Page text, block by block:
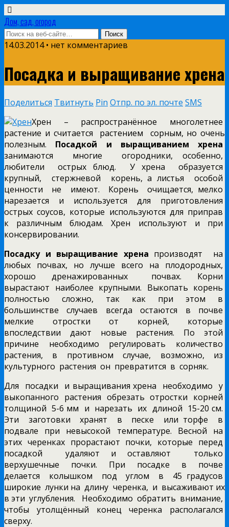
Дом, сад, огород
14.03.2014 • нет комментариев
Посадка и выращивание хрена
Поделиться Твитнуть Pin Отпр. по эл. почте SMS
Хрен – распространённое многолетнее
растение и считается растением сорным, но очень
полезным. Посадкой и выращиванием хрена
занимаются многие огородники, особенно,
любители острых блюд. У хрена образуется
крупный, стержневой корень, а листья особой
ценности не имеют. Корень очищается, мелко
нарезается и используется для приготовления
острых соусов, которые используются для приправ
к различным блюдам. Хрен используют и при
консервировании.
Посадку и выращивание хрена производят на
любых почвах, но лучше всего на плодородных,
хорошо дренажированных почвах. Корни
вырастают наиболее крупными. Выкопать корень
полностью сложно, так как при этом в
большинстве случаев всегда остаются в почве
мелкие отростки от корней, которые
впоследствии дают новые растения. По этой
причине необходимо регулировать количество
растения, в противном случае, возможно, из
культурного растения он превратится в сорняк.
Для посадки и выращивания хрена необходимо у
выкопанного растения обрезать отростки корней
толщиной 5-6 мм и нарезать их длиной 15-20 см.
Эти заготовки хранят в песке или торфе в
подвале при невысокой температуре. Весной на
этих черенках прорастают почки, которые перед
посадкой удаляют и оставляют только
верхушечные почки. При посадке в почве
делается колышком под углом в 45 градусов
широкие лунки на длину черенка, и высаживают их
в эти углубления. Необходимо обратить внимание,
чтобы утолщённый конец черенка располагался
сверху.